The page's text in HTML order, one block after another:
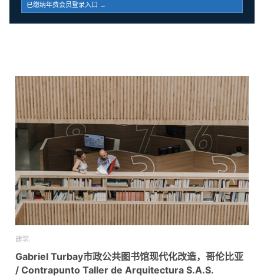
已缴纳年费会员登录入口 →
建筑
Gabriel Turbay市政公共图书馆现代化改造，哥伦比亚
/ Contrapunto Taller de Arquitectura S.A.S.